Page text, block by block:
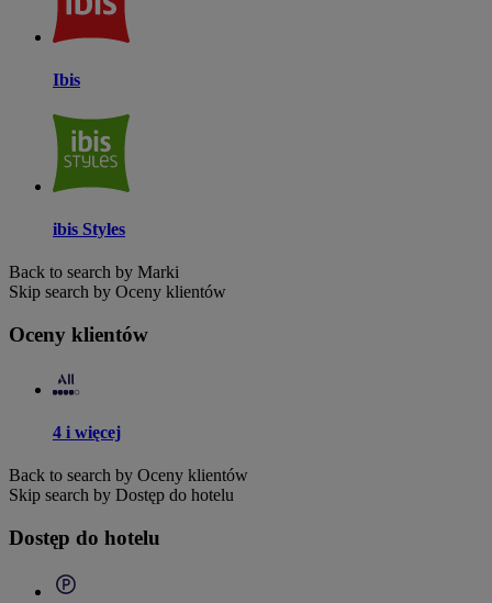
Ibis
ibis Styles
Back to search by Marki
Skip search by Oceny klientów
Oceny klientów
4 i więcej
Back to search by Oceny klientów
Skip search by Dostęp do hotelu
Dostęp do hotelu